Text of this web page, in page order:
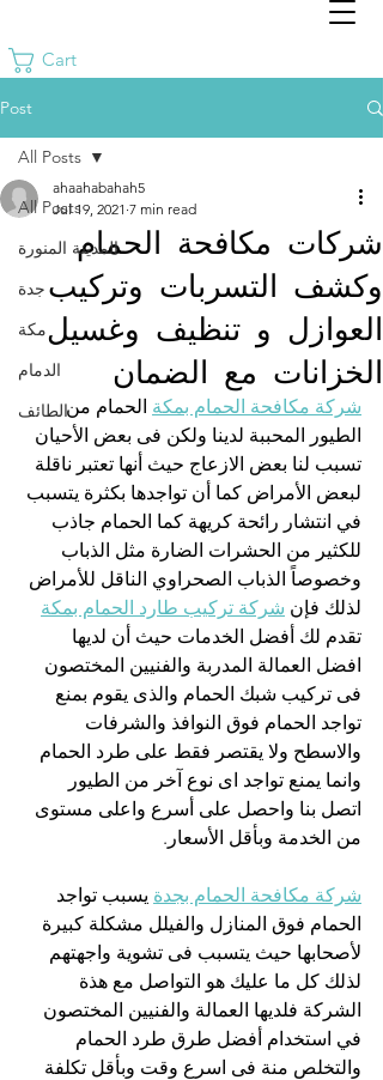
Cart
Post
All Posts
المدينة المنورة
جدة
مكة
الدمام
الطائف
All Posts
شركات مكافحة الحمام
وكشف التسربات وتركيب
العوازل و تنظيف وغسيل
الخزانات مع الضمان
ahaahabahah5
Jul 19, 2021 7 min read
شركة مكافحة الحمام بمكة الحمام من
الطيور المحببة لدينا ولكن فى بعض الأحيان
تسبب لنا بعض الازعاج حيث أنها تعتبر ناقلة
لبعض الأمراض كما أن تواجدها بكثرة يتسبب
في انتشار رائحة كريهة كما الحمام جاذب
للكثير من الحشرات الضارة مثل الذباب
وخصوصاً الذباب الصحراوي الناقل للأمراض
لذلك فإن شركة تركيب طارد الحمام بمكة
تقدم لك أفضل الخدمات حيث أن لديها
افضل العمالة المدربة والفنيين المختصون
فى تركيب شبك الحمام والذى يقوم بمنع
تواجد الحمام فوق النوافذ والشرفات
والاسطح ولا يقتصر فقط على طرد الحمام
وانما يمنع تواجد اى نوع آخر من الطيور
اتصل بنا واحصل على أسرع واعلى مستوى
من الخدمة وبأقل الأسعار.
شركة مكافحة الحمام بجدة يسبب تواجد
الحمام فوق المنازل والفيلل مشكلة كبيرة
لأصحابها حيث يتسبب فى تشوية واجهتهم
لذلك كل ما عليك هو التواصل مع هذة
الشركة فلديها العمالة والفنيين المختصون
في استخدام أفضل طرق طرد الحمام
والتخلص منة فى اسرع وقت وبأقل تكلفة